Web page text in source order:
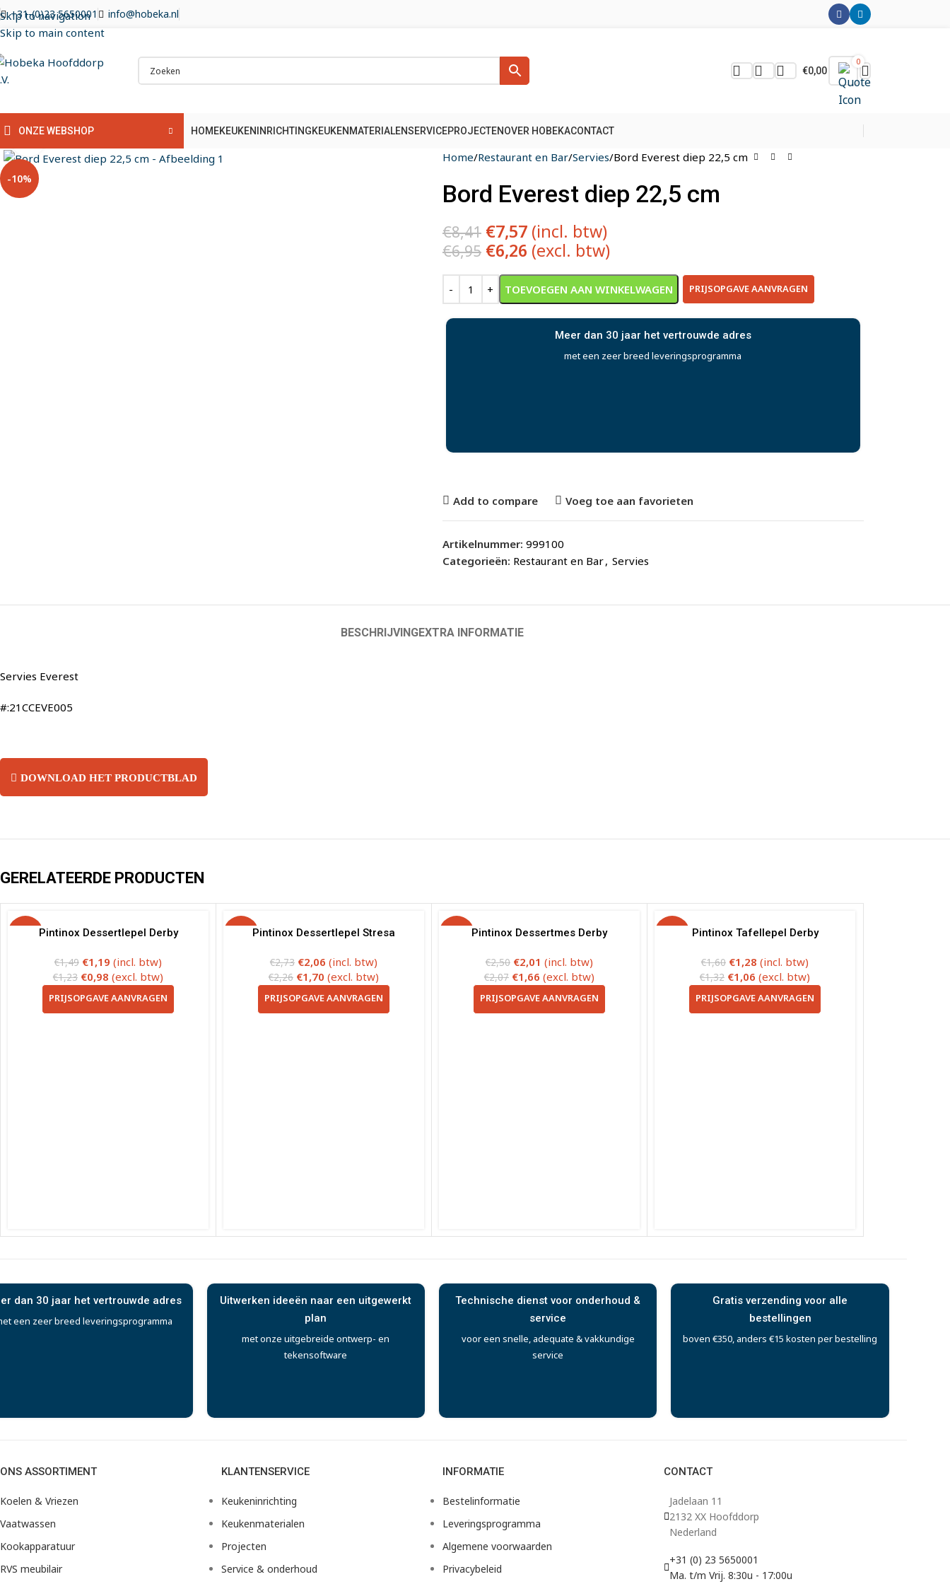
Skip to navigation
Skip to main content
+31-(0)23 5650001 info@hobeka.nl
€0,00
0
ONZE WEBSHOP HOMEKEUKENINRICHTINGKEUKENMATERIALENSERVICEPROJECTENOVER HOBEKACONTACT
-10%
Klik om te vergroten
Home Restaurant en Bar Servies Bord Everest diep 22,5 cm
Bord Everest diep 22,5 cm
€8,41 €7,57 (incl. btw)
€6,95 €6,26 (excl. btw)
TOEVOEGEN AAN WINKELWAGEN PRIJSOPGAVE AANVRAGEN
Alternative:
Meer dan 30 jaar het vertrouwde adres
met een zeer breed leveringsprogramma
Add to compare Voeg toe aan favorieten
Artikelnummer: 999100
Categorieën: Restaurant en Bar, Servies
BESCHRIJVINGEXTRA INFORMATIE
Servies Everest
#:21CCEVE005
DOWNLOAD HET PRODUCTBLAD
GERELATEERDE PRODUCTEN
Pintinox Dessertlepel Derby
€1,49 €1,19 (incl. btw)
€1,23 €0,98 (excl. btw)
PRIJSOPGAVE AANVRAGEN
-25%Pintinox Dessertlepel Stresa
€2,73 €2,06 (incl. btw)
€2,26 €1,70 (excl. btw)
PRIJSOPGAVE AANVRAGEN
Pintinox Dessertmes Derby
€2,50 €2,01 (incl. btw)
€2,07 €1,66 (excl. btw)
PRIJSOPGAVE AANVRAGEN
Pintinox Tafellepel Derby
€1,60 €1,28 (incl. btw)
€1,32 €1,06 (excl. btw)
PRIJSOPGAVE AANVRAGEN
dan 30 jaar het vertrouwde adres
een zeer breed leveringsprogramma
Uitwerken ideeën naar een uitgewerkt
plan
met onze uitgebreide ontwerp- en
tekensoftware
Technische dienst voor onderhoud &
service
voor een snelle, adequate & vakkundige
service
Gratis verzending voor alle
bestellingen
boven €350, anders €15 kosten per bestelling
ONS ASSORTIMENT
Koelen & Vriezen
Vaatwassen
Kookapparatuur
RVS meubilair
KLANTENSERVICE
Keukeninrichting
Keukenmaterialen
Projecten
Service & onderhoud
INFORMATIE
Bestelinformatie
Leveringsprogramma
Algemene voorwaarden
Privacybeleid
CONTACT
Jadelaan 11
2132 XX Hoofddorp
Nederland
+31 (0) 23 5650001
Ma. t/m Vrij. 8:30u - 17:00u